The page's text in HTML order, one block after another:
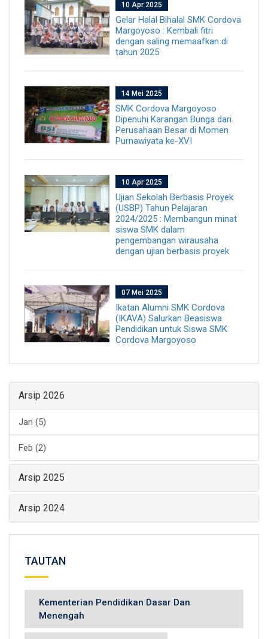
10 Apr 2025
Gelar Halal Bihalal SMK Cordova
Margoyoso : Kembali fitri
dengan saling memaafkan di
tahun 2025
14 Mei 2025
SMK Cordova Margoyoso
Dipenuhi Karangan Bunga dari
Perusahaan Besar di Momen
Purnawiyata ke-XVI
10 Apr 2025
Ujian Sekolah Berbasis Proyek
(USBP) Tahun Pelajaran
2024/2025 : Membangun minat
siswa SMK dalam
pengembangan wirausaha
dengan ujian berbasis proyek
07 Mei 2025
Ikatan Alumni SMK Cordova
(IKAVA) Salurkan Beasiswa
Pendidikan untuk Siswa SMK
Cordova Margoyoso
Arsip 2026
Jan (5)
Feb (2)
Arsip 2025
Arsip 2024
TAUTAN
Kementerian Pendidikan Dasar Dan
Menengah